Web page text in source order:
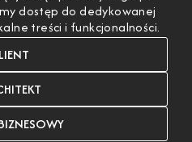
dostęp do dedykowanej
treści i funkcjonalności.